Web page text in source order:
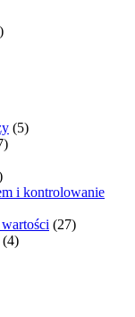
(5)
i kontrolowanie
(27)
(4)